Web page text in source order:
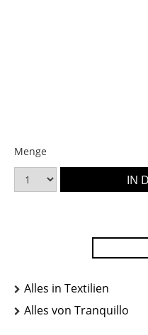
Menge
Alles in Textilien
Alles von Tranquillo